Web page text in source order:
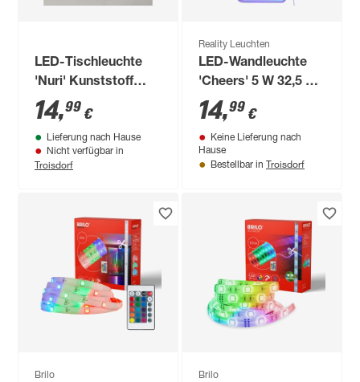
LED-Tischleuchte
'Nuri' Kunststoff
schwarz Ø 10 x 18
cm
14,99 €
Lieferung nach Hause
Nicht verfügbar in
Troisdorf
Reality Leuchten
LED-Wandleuchte
'Cheers' 5 W 32,5 x
43 cm
14,99 €
Keine Lieferung nach
Hause
Bestellbar in Troisdorf
Brilo Brilo